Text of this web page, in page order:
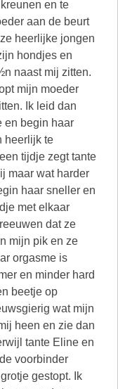
en te
aan de beurt
heerlijke jongen
hondjes en
naast mij zitten.
mijn moeder
Ik leid dan
en begin haar
heerlijk te
tijdje zegt tante
maar wat harder
haar sneller en
met elkaar
dat ze
mijn pik en ze
orgasme is
en minder hard
beetje op
wat mijn
heen en zie dan
tante Eline en
voorbinder
gestopt. Ik